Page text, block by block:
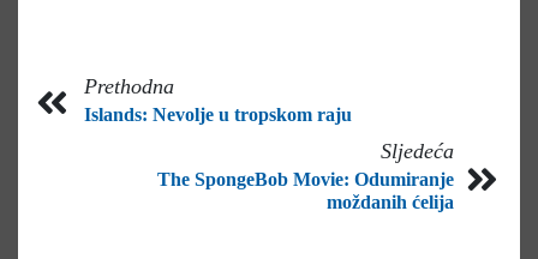
Prethodna
Islands: Nevolje u tropskom raju
Sljedeća
The SpongeBob Movie: Odumiranje
moždanih ćelija